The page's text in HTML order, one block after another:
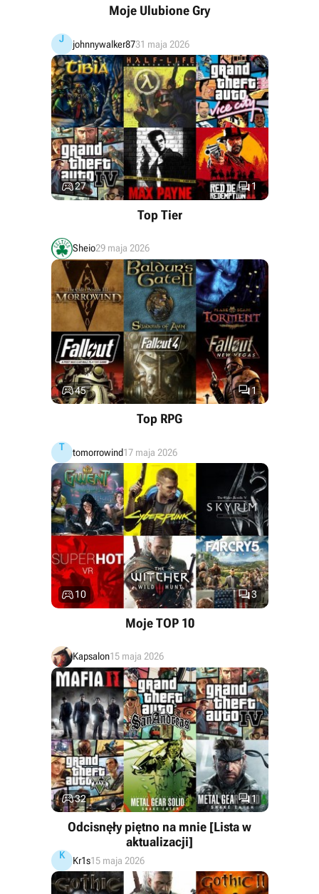
Moje Ulubione Gry
J johnnywalker8731 maja 2026
1
27
Top Tier
Sheio29 maja 2026
1
45
Top RPG
T tomorrowind17 maja 2026
3
10
Moje TOP 10
Kapsalon15 maja 2026
1
32
Odcisnęły piętno na mnie [Lista w
aktualizacji]
K Kr1s15 maja 2026